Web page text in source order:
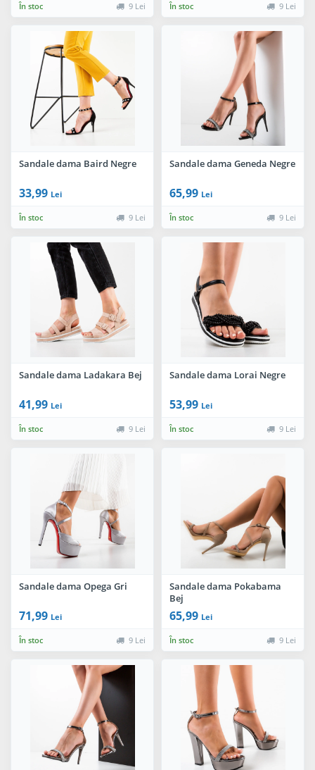
În stoc 9 Lei În stoc 9 Lei
Sandale dama Baird Negre
33,99 Lei
În stoc 9 Lei
Sandale dama Geneda Negre
65,99 Lei
În stoc 9 Lei
Sandale dama Ladakara Bej
41,99 Lei
În stoc 9 Lei
Sandale dama Lorai Negre
53,99 Lei
În stoc 9 Lei
Sandale dama Opega Gri
71,99 Lei
În stoc 9 Lei
Sandale dama Pokabama
Bej
65,99 Lei
În stoc 9 Lei